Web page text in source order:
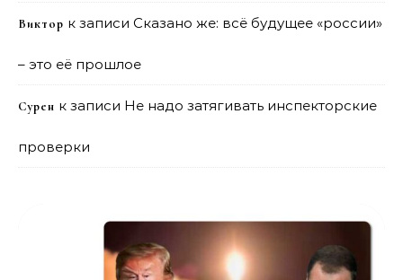
Виктор к записи Сказано же: всё будущее «россии»
– это её прошлое
Сурен к записи Не надо затягивать инспекторские
проверки